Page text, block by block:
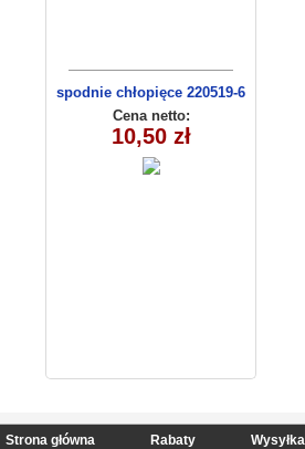
spodnie chłopięce 220519-6
(1- 4) 4 szt
Cena netto:
10,50 zł
Strona główna Rabaty Wysyłka